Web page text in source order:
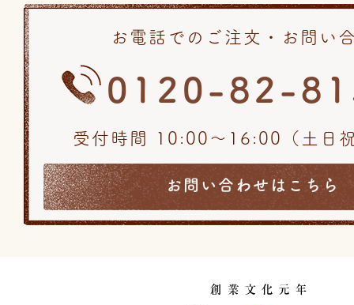
お電話でのご注文・お問い
0120-82-
受付時間 10:00〜16:00（土日
お問い合わせはこちら